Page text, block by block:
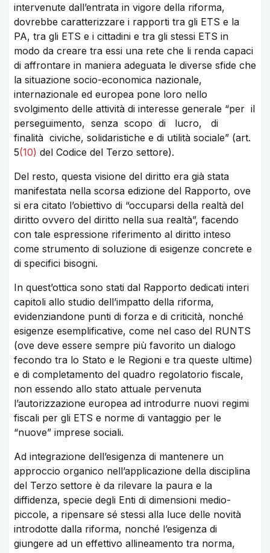
intervenute dall’entrata in vigore della riforma,
dovrebbe caratterizzare i rapporti tra gli ETS e la
PA, tra gli ETS e i cittadini e tra gli stessi ETS in
modo da creare tra essi una rete che li renda capaci
di affrontare in maniera adeguata le diverse sfide che
la situazione socio-economica nazionale,
internazionale ed europea pone loro nello
svolgimento delle attività di interesse generale “per il
perseguimento, senza scopo di lucro, di
finalità civiche, solidaristiche e di utilità sociale” (art.
5(10) del Codice del Terzo settore).
Del resto, questa visione del diritto era già stata
manifestata nella scorsa edizione del Rapporto, ove
si era citato l’obiettivo di “occuparsi della realtà del
diritto ovvero del diritto nella sua realtà”, facendo
con tale espressione riferimento al diritto inteso
come strumento di soluzione di esigenze concrete e
di specifici bisogni.
In quest’ottica sono stati dal Rapporto dedicati interi
capitoli allo studio dell’impatto della riforma,
evidenziandone punti di forza e di criticità, nonché
esigenze esemplificative, come nel caso del RUNTS
(ove deve essere sempre più favorito un dialogo
fecondo tra lo Stato e le Regioni e tra queste ultime)
e di completamento del quadro regolatorio fiscale,
non essendo allo stato attuale pervenuta
l’autorizzazione europea ad introdurre nuovi regimi
fiscali per gli ETS e norme di vantaggio per le
“nuove” imprese sociali.
Ad integrazione dell’esigenza di mantenere un
approccio organico nell’applicazione della disciplina
del Terzo settore è da rilevare la paura e la
diffidenza, specie degli Enti di dimensioni medio-
piccole, a ripensare sé stessi alla luce delle novità
introdotte dalla riforma, nonché l’esigenza di
giungere ad un effettivo allineamento tra norma,